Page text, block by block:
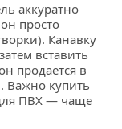
аккуратно
просто
Канавку
вставить
продается в
Важно купить
ПВХ — чаще